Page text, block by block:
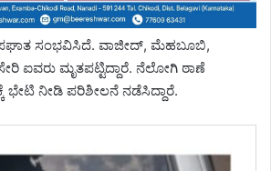
ಸಂಭವಿಸಿದೆ. ವಾಜೀದ್, ಮೆಹಬೂಬಿ,
ಐವರು ಮೃತಪಟ್ಟಿದ್ದಾರೆ. ನೆಲೋಗಿ ಠಾಣೆ
ಭೇಟಿ ನೀಡಿ ಪರಿಶೀಲನೆ ನಡೆಸಿದ್ದಾರೆ.